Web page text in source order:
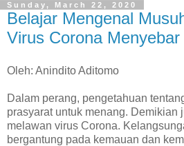
Sunday, March 22, 2020
Belajar Mengenal
Virus Corona Menyebar
Oleh: Anindito Aditomo
Dalam perang, pengetahuan
prasyarat untuk menang. Demikian
melawan virus Corona.
bergantung pada kemauan dan